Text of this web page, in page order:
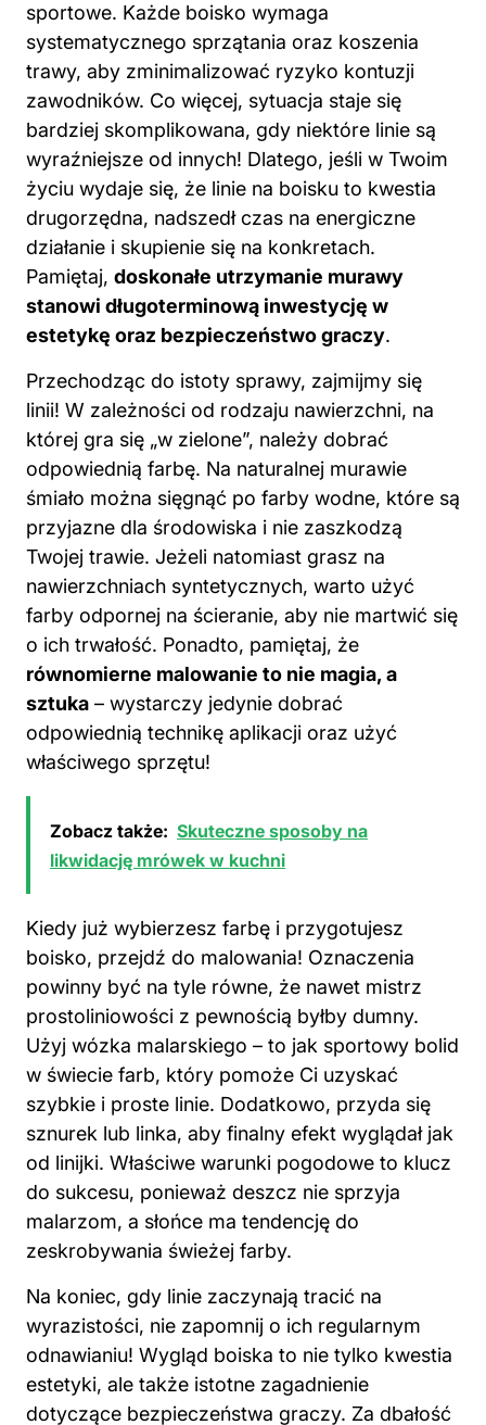
sportowe. Każde boisko wymaga
systematycznego sprzątania oraz koszenia
trawy, aby zminimalizować ryzyko kontuzji
zawodników. Co więcej, sytuacja staje się
bardziej skomplikowana, gdy niektóre linie są
wyraźniejsze od innych! Dlatego, jeśli w Twoim
życiu wydaje się, że linie na boisku to kwestia
drugorzędna, nadszedł czas na energiczne
działanie i skupienie się na konkretach.
Pamiętaj, doskonałe utrzymanie murawy
stanowi długoterminową inwestycję w
estetykę oraz bezpieczeństwo graczy.
Przechodząc do istoty sprawy, zajmijmy się
linii! W zależności od rodzaju nawierzchni, na
której gra się „w zielone”, należy dobrać
odpowiednią farbę. Na naturalnej murawie
śmiało można sięgnąć po farby wodne, które są
przyjazne dla środowiska i nie zaszkodzą
Twojej trawie. Jeżeli natomiast grasz na
nawierzchniach syntetycznych, warto użyć
farby odpornej na ścieranie, aby nie martwić się
o ich trwałość. Ponadto, pamiętaj, że
równomierne malowanie to nie magia, a
sztuka – wystarczy jedynie dobrać
odpowiednią technikę aplikacji oraz użyć
właściwego sprzętu!
Zobacz także: Skuteczne sposoby na
likwidację mrówek w kuchni
Kiedy już wybierzesz farbę i przygotujesz
boisko, przejdź do malowania! Oznaczenia
powinny być na tyle równe, że nawet mistrz
prostoliniowości z pewnością byłby dumny.
Użyj wózka malarskiego – to jak sportowy bolid
w świecie farb, który pomoże Ci uzyskać
szybkie i proste linie. Dodatkowo, przyda się
sznurek lub linka, aby finalny efekt wyglądał jak
od linijki. Właściwe warunki pogodowe to klucz
do sukcesu, ponieważ deszcz nie sprzyja
malarzom, a słońce ma tendencję do
zeskrobywania świeżej farby.
Na koniec, gdy linie zaczynają tracić na
wyrazistości, nie zapomnij o ich regularnym
odnawianiu! Wygląd boiska to nie tylko kwestia
estetyki, ale także istotne zagadnienie
dotyczące bezpieczeństwa graczy. Za dbałość